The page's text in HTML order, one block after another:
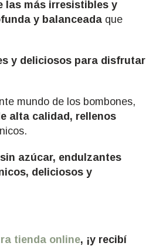
las más irresistibles y
y balanceada que
y deliciosos para disfrutar
mundo de los bombones,
alta calidad, rellenos
azúcar, endulzantes
deliciosos y
tienda online, ¡y recibí